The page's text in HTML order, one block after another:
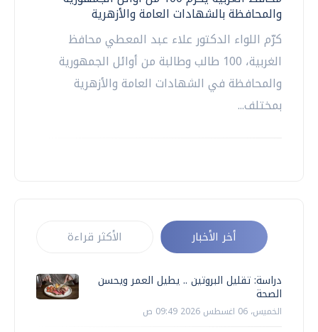
والمحافظة بالشهادات العامة والأزهرية
كرّم اللواء الدكتور علاء عبد المعطي محافظ
الغربية، 100 طالب وطالبة من أوائل الجمهورية
والمحافظة في الشهادات العامة والأزهرية
بمختلف...
أخر الأخبار الأكثر قراءة
دراسة: تقليل البروتين .. يطيل العمر ويحسن
الصحة
الخميس، 06 اغسطس 2026 09:49 ص